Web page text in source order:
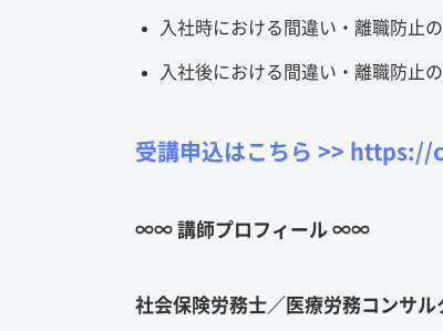
入社時における間違い・離職防止
入社後における間違い・離職防止
受講申込はこちら >>
∞∞ 講師プロフィール ∞∞
社会保険労務士／医療労務コンサル